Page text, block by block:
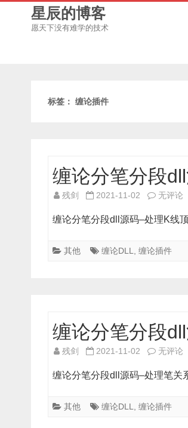
星辰的博客
愿天下没有难学的技术
标签： 缠论插件
缠论分笔分段
残剑 2021-11-02
缠
分
分
–
处
K
顶
无评论
缠论分笔分段dll源码–处理K线
其他 缠论DLL 缠论插件
缠论分笔分段
残剑 2021-11-02
缠
分
分
无评论
缠论分笔分段dll源码–处理笔关
其他 缠论DLL 缠论插件